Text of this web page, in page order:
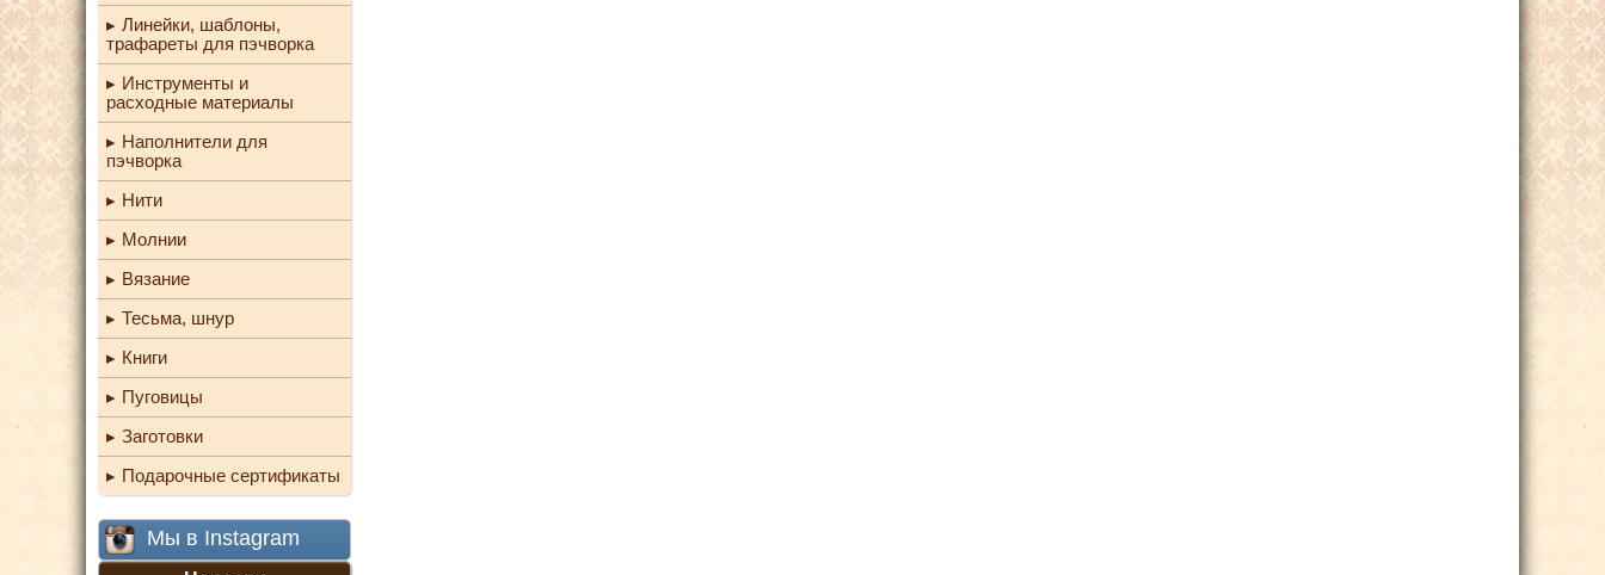
Линейки, шаблоны,
трафареты для пэчворка
Инструменты и
расходные материалы
Наполнители для
пэчворка
Нити
Молнии
Вязание
Тесьма, шнур
Книги
Пуговицы
Заготовки
Подарочные сертификаты
Мы в Instagram